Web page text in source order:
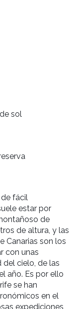
sol
de fácil
estar por
de
de altura, y las
Canarias son los
con unas
cielo, de las
año. Es por ello
se han
en el
expediciones